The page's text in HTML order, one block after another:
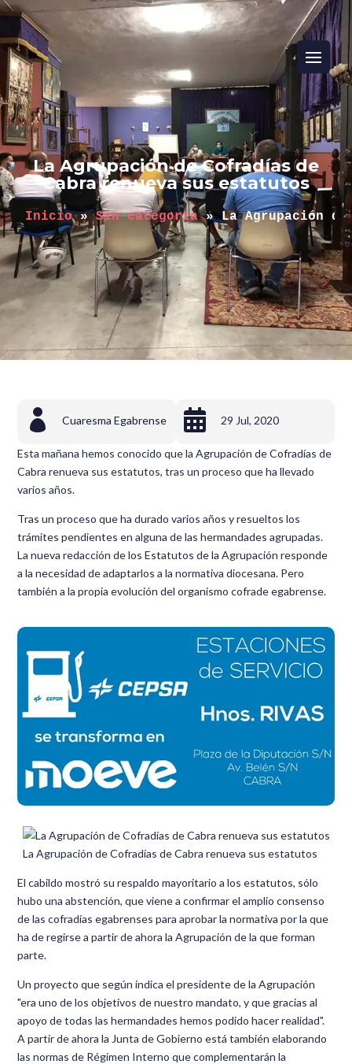
La Agrupación de Cofradías de
Cabra renueva sus estatutos
Inicio » Sin categoría » La Agrupación
 Cuaresma Egabrense  29 Jul, 2020
Esta mañana hemos conocido que la Agrupación de Cofradías de
Cabra renueva sus estatutos, tras un proceso que ha llevado
varios años.
Tras un proceso que ha durado varios años y resueltos los
trámites pendientes en alguna de las hermandades agrupadas.
La nueva redacción de los Estatutos de la Agrupación responde
a la necesidad de adaptarlos a la normativa diocesana. Pero
también a la propia evolución del organismo cofrade egabrense.
La Agrupación de Cofradías de Cabra renueva sus estatutos
El cabildo mostró su respaldo mayoritario a los estatutos, sólo
hubo una abstención, que viene a confirmar el amplio consenso
de las cofradías egabrenses para aprobar la normativa por la que
ha de regirse a partir de ahora la Agrupación de la que forman
parte.
Un proyecto que según indica el presidente de la Agrupación
"era uno de los objetivos de nuestro mandato, y que gracias al
apoyo de todas las hermandades hemos podido hacer realidad".
A partir de ahora la Junta de Gobierno está también elaborando
las normas de Régimen Interno que complementarán la